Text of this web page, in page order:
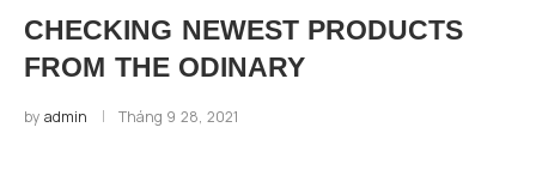
CHECKING NEWEST PRODUCTS
FROM THE ODINARY
by admin Tháng 9 28, 2021